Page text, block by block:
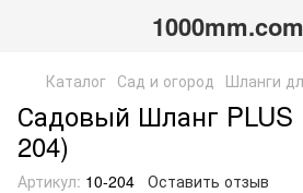
Каталог Сад и огород Шланги
Садовый Шланг PLUS
204)
Артикул: 10-204 Оставить отзыв